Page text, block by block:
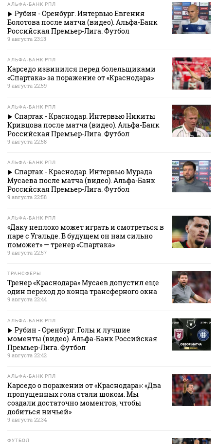
АЛЬФА-БАНК РПЛ
Рубин - Оренбург. Интервью Евгения
Болотова после матча (видео). Альфа-Банк
Российская Премьер-Лига. Футбол
9 августа 23:13
АЛЬФА-БАНК РПЛ
Карседо извинился перед болельщиками
«Спартака» за поражение от «Краснодара»
9 августа 22:59
АЛЬФА-БАНК РПЛ
Спартак - Краснодар. Интервью Никиты
Кривцова после матча (видео). Альфа-Банк
Российская Премьер-Лига. Футбол
9 августа 22:58
АЛЬФА-БАНК РПЛ
Спартак - Краснодар. Интервью Мурада
Мусаева после матча (видео). Альфа-Банк
Российская Премьер-Лига. Футбол
9 августа 22:58
АЛЬФА-БАНК РПЛ
«Даку неплохо может играть и смотреться в
паре с Угальде. В будущем он нам сильно
поможет» — тренер «Спартака»
9 августа 22:57
ТРАНСФЕРЫ
Тренер «Краснодара» Мусаев допустил еще
один переход до конца трансферного окна
9 августа 22:44
АЛЬФА-БАНК РПЛ
Рубин - Оренбург. Голы и лучшие
моменты (видео). Альфа-Банк Российская
Премьер-Лига. Футбол
9 августа 22:42
АЛЬФА-БАНК РПЛ
Карседо о поражении от «Краснодара»: «Два
пропущенных гола стали шоком. Мы
создали достаточно моментов, чтобы
добиться ничьей»
9 августа 22:34
ФУТБОЛ